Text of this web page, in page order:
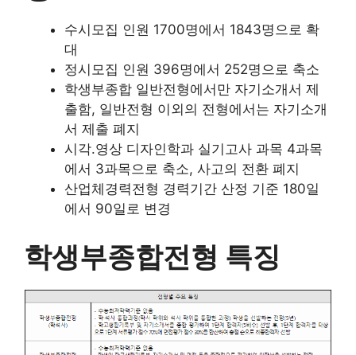
수시모집 인원 1700명에서 1843명으로 확
대
정시모집 인원 396명에서 252명으로 축소
학생부종합 일반전형에서만 자기소개서 제
출함, 일반전형 이외의 전형에서는 자기소개
서 제출 폐지
시각.영상 디자인학과 실기고사 과목 4과목
에서 3과목으로 축소, 사고의 전환 폐지
산업체경력전형 경력기간 산정 기준 180일
에서 90일로 변경
학생부종합전형 특징